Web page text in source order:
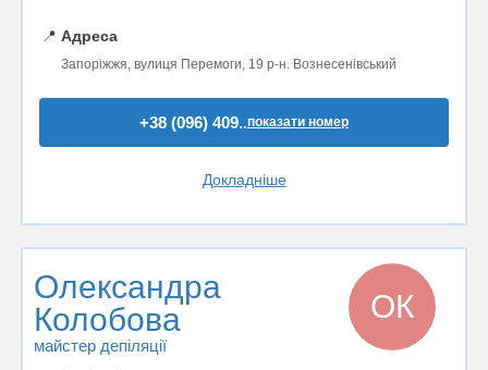
📍 Адреса
Запоріжжя, вулиця Перемоги, 19 р-н. Вознесенівський
+38 (096) 409..показати номер
Докладніше
Олександра
Колобова
майстер депіляції
ОК